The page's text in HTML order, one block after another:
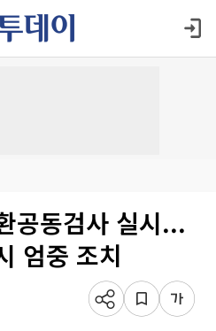
공동검사 실시...
엄중 조치